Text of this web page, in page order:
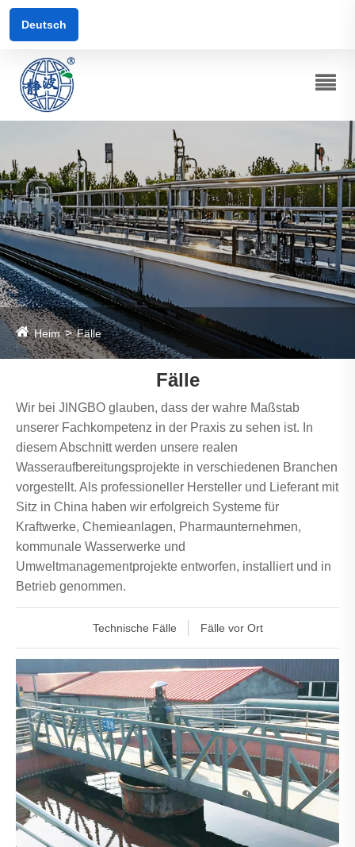
Deutsch
Heim Fälle
Fälle
Wir bei JINGBO glauben, dass der wahre Maßstab
unserer Fachkompetenz in der Praxis zu sehen ist. In
diesem Abschnitt werden unsere realen
Wasseraufbereitungsprojekte in verschiedenen Branchen
vorgestellt. Als professioneller Hersteller und Lieferant mit
Sitz in China haben wir erfolgreich Systeme für
Kraftwerke, Chemieanlagen, Pharmaunternehmen,
kommunale Wasserwerke und
Umweltmanagementprojekte entworfen, installiert und in
Betrieb genommen.
Technische Fälle Fälle vor Ort